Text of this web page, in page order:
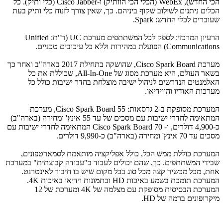
הכי החדש), WebEx (הכלי הכי הוותיק) ו-Cisco Jabber (כלי ותיק). כל
הכלים ניתנים לשילוב שקוף ביניהם. כך, שאין צורך לזנוח כלי ותיק בעת
שעוברים לכלי החדש: Spark
.
הרעיון המרכזי: לספק לכל המשתתפים מערכת UC (ר"ת: Unified
Communications) הפועלת במהירות וללא כל עיכובים טכניים.
מערכת Cisco Spark Board
, שהושקה בתחילת 2017 בארה"ב ואחר כך
בשאר העולם, היא מערכת מסוג של All-In-One, שכוללת את כל
האלמנטים הנדרשים לניהול ישיבה מוצלחת בחדר ישיבות כולל כל
מערכות האודיו והווידיאו.
המערכת מסופקת ב-2 גרסאות: Cisco Spark Board 55, מערכת
המתאימה לחדרי ישיבות עם מסכים של עד 55 אינץ' ומחירה (בארה"ב)
כ-4,900 דולרים, ו-
Cisco Spark Board 70 המתאימה לחדרי ישיבות עם
מסכים עד 70 אינץ' ומחירה (בארה"ב) כ-9,990 דולרים.
המערכת כוללת ממש הכל, כולל אפליקציה מותאמת לסמארטפונים,
שבידי המשתתפים. כך, שהם יכולים לעבוד ב"עבודה קבוצתית" במערכת
אחת, מכל מכשיר קצה מכל סוג בכל מקום שיש בו חיבור לאינטרנט.
המערכת תומכת בשמע באיכות HD ובתמונות וידיאו באיכות 4K
.
המערכת הבסיסית מסופקת עם מצלמה של 4K
ומערכת של 12
מיקרופונים ברמה של HD
.